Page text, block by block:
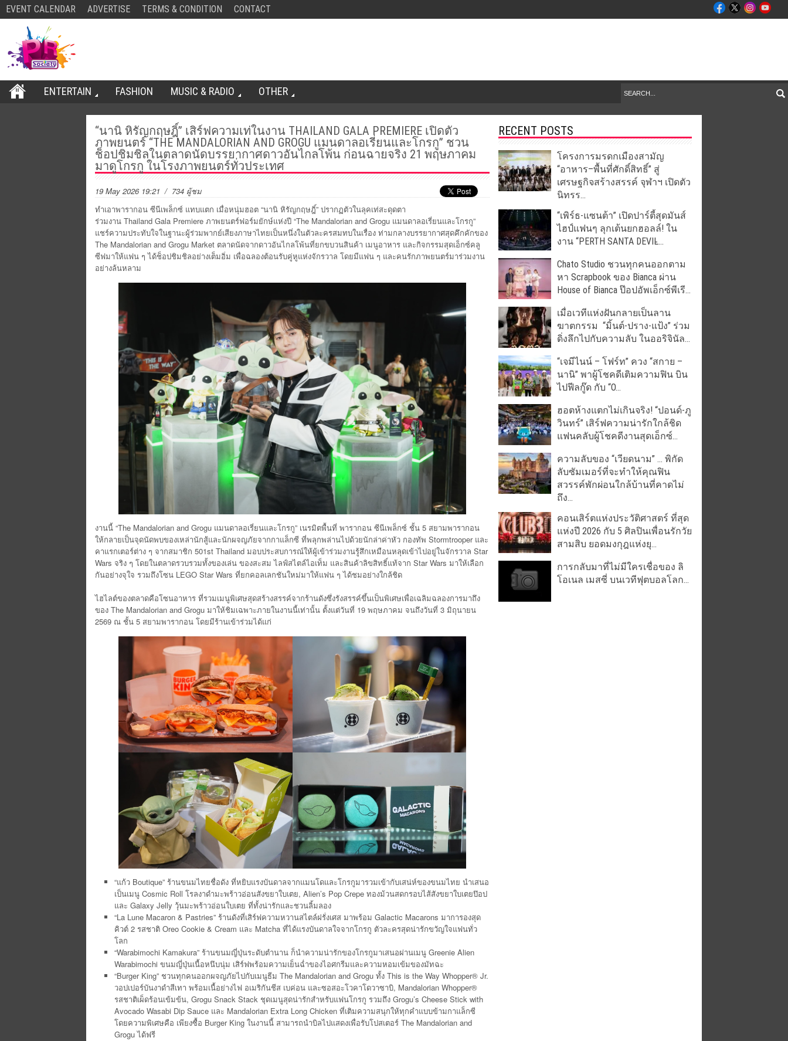
EVENT CALENDAR ADVERTISE TERMS & CONDITION CONTACT
ENTERTAIN FASHION MUSIC & RADIO OTHER
“นานิ หิรัญกฤษฎิ์” เสิร์ฟความเท่ในงาน THAILAND GALA PREMIERE เปิดตัว
ภาพยนตร์ “THE MANDALORIAN AND GROGU แมนดาลอเรี่ยนและโกรกู” ชวน
ช็อปชิมชิลในตลาดนัดบรรยากาศดาวอันไกลโพ้น ก่อนฉายจริง 21 พฤษภาคม
มาดูโกรกู ในโรงภาพยนตร์ทั่วประเทศ
19 May 2026 19:21 / 734 ผู้ชม
ทำเอาพารากอน ซีนีเพล็กซ์ แทบแตก เมื่อหนุ่มฮอต “นานิ หิรัญกฤษฎิ์” ปรากฏตัวในลุคเท่สะดุดตา
ร่วมงาน Thailand Gala Premiere ภาพยนตร์ฟอร์มยักษ์แห่งปี “The Mandalorian and Grogu แมนดาลอเรี่ยนและโกรกู”
แชร์ความประทับใจในฐานะผู้ร่วมพากย์เสียงภาษาไทยเป็นหนึ่งในตัวละครสมทบในเรื่อง ท่ามกลางบรรยากาศสุดคึกคักของ
The Mandalorian and Grogu Market ตลาดนัดจากดาวอันไกลโพ้นที่ยกขบวนสินค้า เมนูอาหาร และกิจกรรมสุดเอ็กซ์คลู
ซีฟมาให้แฟน ๆ ได้ช็อปชิมชิลอย่างเต็มอิ่ม เพื่อฉลองต้อนรับคู่หูแห่งจักรวาล โดยมีแฟน ๆ และคนรักภาพยนตร์มาร่วมงาน
อย่างล้นหลาม
งานนี้ “The Mandalorian and Grogu แมนดาลอเรี่ยนและโกรกู” เนรมิตพื้นที่ พารากอน ซีนีเพล็กซ์ ชั้น 5 สยามพารากอน
ให้กลายเป็นจุดนัดพบของเหล่านักสู้และนักผจญภัยจากกาแล็กซี ที่พลุกพล่านไปด้วยนักล่าค่าหัว กองทัพ Stormtrooper และ
คาแรกเตอร์ต่าง ๆ จากสมาชิก 501st Thailand มอบประสบการณ์ให้ผู้เข้าร่วมงานรู้สึกเหมือนหลุดเข้าไปอยู่ในจักรวาล Star
Wars จริง ๆ โดยในตลาดรวบรวมทั้งของเล่น ของสะสม ไลฟ์สไตล์ไอเท็ม และสินค้าลิขสิทธิ์แท้จาก Star Wars มาให้เลือก
กันอย่างจุใจ รวมถึงโซน LEGO Star Wars ที่ยกคอลเลกชันใหม่มาให้แฟน ๆ ได้ชมอย่างใกล้ชิด
ไฮไลต์ของตลาดคือโซนอาหาร ที่รวมเมนูพิเศษสุดสร้างสรรค์จากร้านดังซึ่งรังสรรค์ขึ้นเป็นพิเศษเพื่อเฉลิมฉลองการมาถึง
ของ The Mandalorian and Grogu มาให้ชิมเฉพาะภายในงานนี้เท่านั้น ตั้งแต่วันที่ 19 พฤษภาคม จนถึงวันที่ 3 มิถุนายน
2569 ณ ชั้น 5 สยามพารากอน โดยมีร้านเข้าร่วมได้แก่
“แก้ว Boutique” ร้านขนมไทยชื่อดัง ที่หยิบแรงบันดาลจากแมนโดและโกรกูมารวมเข้ากับเสน่ห์ของขนมไทย นำเสนอ
เป็นเมนู Cosmic Roll โรลงาดำมะพร้าวอ่อนสังขยาใบเตย, Alien’s Pop Crepe ทองม้วนสดกรอบไส้สังขยาใบเตยป๊อป
และ Galaxy Jelly วุ้นมะพร้าวอ่อนใบเตย ที่ทั้งน่ารักและชวนลิ้มลอง
“La Lune Macaron & Pastries” ร้านดังที่เสิร์ฟความหวานสไตล์ฝรั่งเศส มาพร้อม Galactic Macarons มาการองสุด
คิวต์ 2 รสชาติ Oreo Cookie & Cream และ Matcha ที่ได้แรงบันดาลใจจากโกรกู ตัวละครสุดน่ารักขวัญใจแฟนทั่ว
โลก
“Warabimochi Kamakura” ร้านขนมญี่ปุ่นระดับตำนาน ก็นำความน่ารักของโกรกูมาเสนอผ่านเมนู Greenie Alien
Warabimochi ขนมญี่ปุ่นเนื้อหนึบนุ่ม เสิร์ฟพร้อมความเย็นฉ่ำของไอศกรีมและความหอมเข้มของมัทฉะ
“Burger King” ชวนทุกคนออกผจญภัยไปกับเมนูธีม The Mandalorian and Grogu ทั้ง This is the Way Whopper® Jr.
วอปเปอร์บันงาดำสีเทา พร้อมเนื้อย่างไฟ อเมริกันชีส เบค่อน และซอสอะโวคาโดวาซาบิ, Mandalorian Whopper®
รสชาติเผ็ดร้อนเข้มข้น, Grogu Snack Stack ชุดเมนูสุดน่ารักสำหรับแฟนโกรกู รวมถึง Grogu’s Cheese Stick with
Avocado Wasabi Dip Sauce และ Mandalorian Extra Long Chicken ที่เติมความสนุกให้ทุกคำแบบข้ามกาแล็กซี
โดยความพิเศษคือ เพียงซื้อ Burger King ในงานนี้ สามารถนำบิลไปแสดงเพื่อรับโปสเตอร์ The Mandalorian and
Grogu ได้ฟรี
RECENT POSTS
โครงการมรดกเมืองสามัญ
“อาหาร–พื้นที่ศักดิ์สิทธิ์” สู่
เศรษฐกิจสร้างสรรค์ จุฬาฯ เปิดตัว
นิทรร...
“เพิร์ธ-แซนต้า” เปิดปาร์ตี้สุดมันส์
ไฮป์แฟนๆ ลุกเต้นยกฮอลล์! ใน
งาน “PERTH SANTA DEVIL̵...
Chato Studio ชวนทุกคนออกตาม
หา Scrapbook ของ Bianca ผ่าน
House of Bianca ป๊อปอัพเอ็กซ์พีเรี...
เมื่อเวทีแห่งฝันกลายเป็นลาน
ฆาตกรรม “มิ้นต์-ปราง-แป้ง” ร่วม
ดิ่งลึกไปกับความลับ ในออริจินัล...
“เจมีไนน์ – โฟร์ท” ควง “สกาย –
นานิ” พาผู้โชคดีเติมความฟิน บิน
ไปฟีลกู๊ด กับ “O...
ฮอตห้างแตกไม่เกินจริง! “ปอนด์-ภู
วินทร์” เสิร์ฟความน่ารักใกล้ชิด
แฟนคลับผู้โชคดีงานสุดเอ็กซ์...
ความลับของ “เวียดนาม” … พิกัด
ลับซัมเมอร์ที่จะทำให้คุณฟิน
สวรรค์พักผ่อนใกล้บ้านที่คาดไม่
ถึง...
คอนเสิร์ตแห่งประวัติศาสตร์ ที่สุด
แห่งปี 2026 กับ 5 ศิลปินเพื่อนรักวัย
สามสิบ ยอดมงกุฎแห่งยุ...
การกลับมาที่ไม่มีใครเชื่อของ ลิ
โอเนล เมสซี่ บนเวทีฟุตบอลโลก...